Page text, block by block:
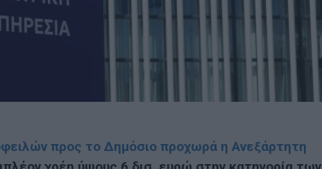
προς το Δημόσιο προχωρά η Ανεξάρτητη